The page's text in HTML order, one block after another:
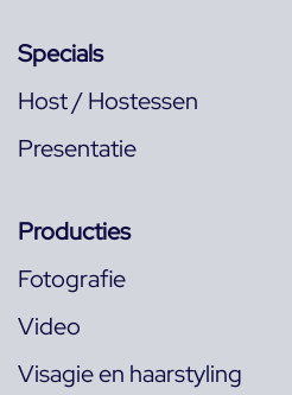
Specials
Host / Hostessen
Presentatie
Producties
Fotografie
Video
Visagie en haarstyling